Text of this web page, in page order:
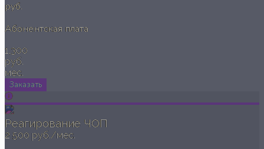
руб.
Абонентская плата
1,300
руб.
мес.
Заказать
Реагирование ЧОП
2 500 руб./мес.